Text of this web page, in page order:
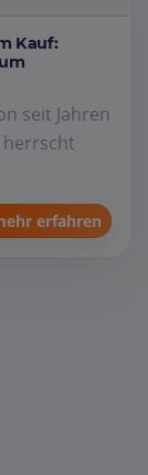
Kauf:
seit Jahren
herrscht
erfahren